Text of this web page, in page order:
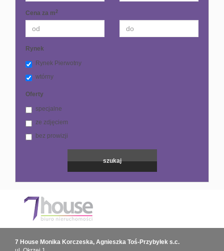
Cena za m2
Rynek
Rynek Pierwotny
wtórny
Oferty
specjalne
ze zdjęciem
bez prowizji
7 House Monika Korczeska, Agnieszka Toś-Przybyłek s.c.